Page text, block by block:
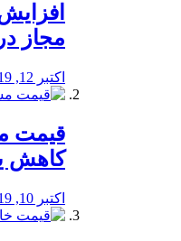
مجاز
اکتبر 12, 2019
کاهش
اکتبر 10, 2019